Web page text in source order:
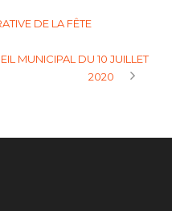
DE LA FÊTE
MUNICIPAL DU 10 JUILLET
2020